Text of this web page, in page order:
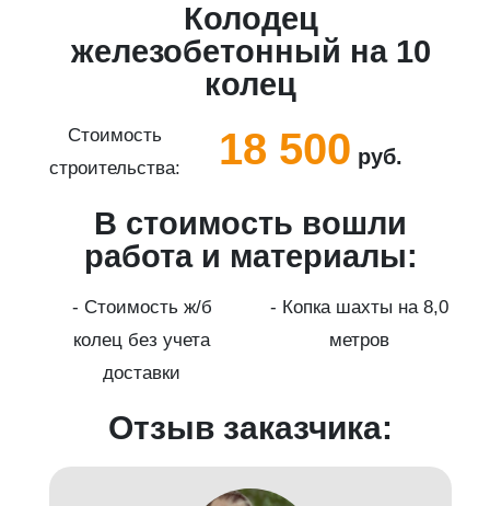
Колодец
железобетонный на 10
колец
Стоимость
строительства:
18 500 руб.
В стоимость вошли
работа и материалы:
- Стоимость ж/б
колец без учета
доставки
- Копка шахты на 8,0
метров
Отзыв заказчика: